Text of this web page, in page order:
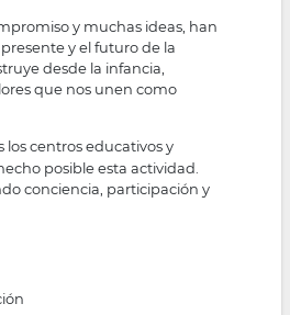
y muchas ideas, han
y el futuro de la
desde la infancia,
que nos unen como
los centros educativos y
posible esta actividad.
conciencia, participación y